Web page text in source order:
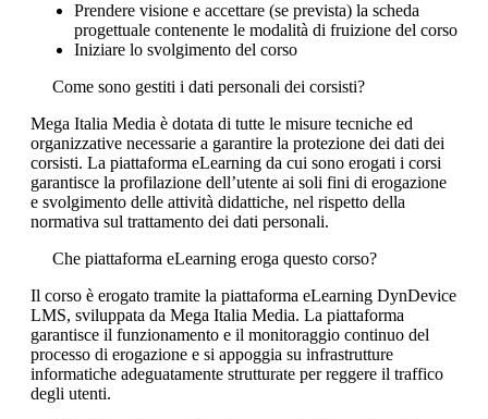
Prendere visione e accettare (se prevista) la scheda
progettuale contenente le modalità di fruizione del corso
Iniziare lo svolgimento del corso
Come sono gestiti i dati personali dei corsisti?
Mega Italia Media è dotata di tutte le misure tecniche ed
organizzative necessarie a garantire la protezione dei dati dei
corsisti. La piattaforma eLearning da cui sono erogati i corsi
garantisce la profilazione dell’utente ai soli fini di erogazione
e svolgimento delle attività didattiche, nel rispetto della
normativa sul trattamento dei dati personali.
Che piattaforma eLearning eroga questo corso?
Il corso è erogato tramite la piattaforma eLearning DynDevice
LMS, sviluppata da Mega Italia Media. La piattaforma
garantisce il funzionamento e il monitoraggio continuo del
processo di erogazione e si appoggia su infrastrutture
informatiche adeguatamente strutturate per reggere il traffico
degli utenti.